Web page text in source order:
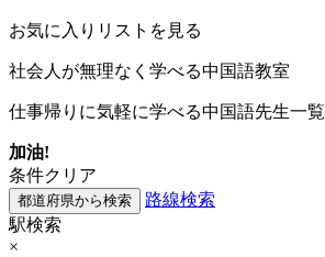
お気に入りリストを見る
社会人が無理なく学べる中国語教室
仕事帰りに気軽に学べる中国語先生一覧
加油!
条件クリア
路線検索
駅検索
×